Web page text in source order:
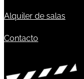
Alquiler de salas
Contacto